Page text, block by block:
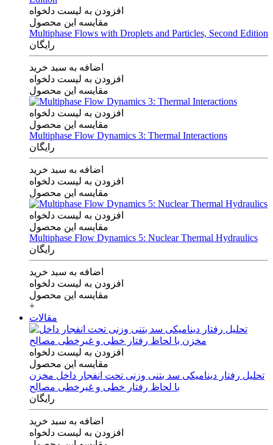
افزودن به لیست دلخواه
مقایسه این محصول
Multiphase Flows with Droplets and Particles, Second Edition
رایگان
اضافه به سبد خرید
افزودن به لیست دلخواه
مقایسه این محصول
افزودن به لیست دلخواه
مقایسه این محصول
Multiphase Flow Dynamics 3: Thermal Interactions
رایگان
اضافه به سبد خرید
افزودن به لیست دلخواه
مقایسه این محصول
افزودن به لیست دلخواه
مقایسه این محصول
Multiphase Flow Dynamics 5: Nuclear Thermal Hydraulics
رایگان
اضافه به سبد خرید
افزودن به لیست دلخواه
مقایسه این محصول
+
مقالات
افزودن به لیست دلخواه
مقایسه این محصول
تحلیل رفتار دینامیکی سد بتنی وزنی تحت انفجار داخل مخزن
با لحاظ رفتار خطی و غیرخطی مصالح
رایگان
اضافه به سبد خرید
افزودن به لیست دلخواه